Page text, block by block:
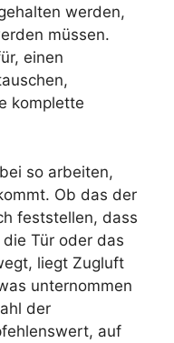
werden,
müssen.
einen
komplette
so arbeiten,
Ob das der
feststellen, dass
Tür oder das
liegt Zugluft
unternommen
der
auf